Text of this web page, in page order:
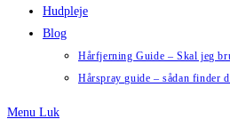
Hudpleje
Blog
Hårfjerning Guide – Skal jeg
Hårspray guide – sådan finder
Menu Luk